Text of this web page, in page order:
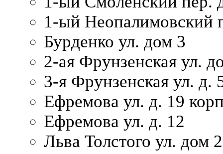
1-ый Неопалимовский
Бурденко ул. дом 3
2-ая Фрунзенская ул.
3-я Фрунзенская ул. д.
Ефремова ул. д. 19
Ефремова ул. д. 12
Льва Толстого ул. дом